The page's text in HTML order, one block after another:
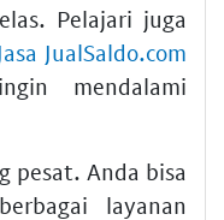
Pelajari juga
JualSaldo.com
mendalami
pesat. Anda bisa
layanan